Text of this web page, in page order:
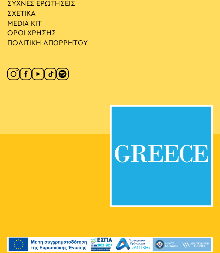
ΣΥΧΝΕΣ ΕΡΩΤΗΣΕΙΣ
ΣΧΕΤΙΚΑ
MEDIA ΚIT
ΟΡΟΙ ΧΡΗΣΗΣ
ΠΟΛΙΤΙΚΗ ΑΠΟΡΡΗΤΟΥ